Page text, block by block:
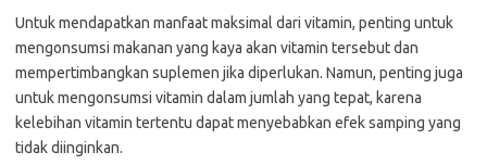
Untuk mendapatkan manfaat maksimal dari vitamin, penting untuk
mengonsumsi makanan yang kaya akan vitamin tersebut dan
mempertimbangkan suplemen jika diperlukan. Namun, penting juga
untuk mengonsumsi vitamin dalam jumlah yang tepat, karena
kelebihan vitamin tertentu dapat menyebabkan efek samping yang
tidak diinginkan.